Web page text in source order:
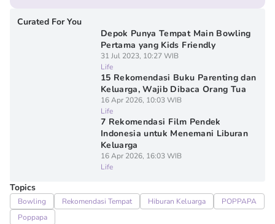
Curated For You
Depok Punya Tempat Main Bowling
Pertama yang Kids Friendly
31 Jul 2023, 10:27 WIB
Life
15 Rekomendasi Buku Parenting dan
Keluarga, Wajib Dibaca Orang Tua
16 Apr 2026, 10:03 WIB
Life
7 Rekomendasi Film Pendek
Indonesia untuk Menemani Liburan
Keluarga
16 Apr 2026, 16:03 WIB
Life
Topics
Bowling Rekomendasi Tempat Hiburan Keluarga
POPPAPA
Poppapa